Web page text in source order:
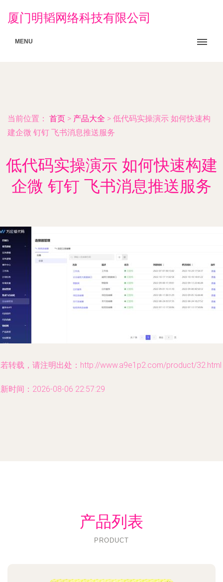
厦门明韬网络科技有限公司
MENU
当前位置： 首页 > 产品大全 > 低代码实操演示 如何快速构
建企微 钉钉 飞书消息推送服务
低代码实操演示 如何快速构建
企微 钉钉 飞书消息推送服务
转载，请注明出处：http://www.a9e1p2.com/product/32.html
时间：2026-08-06 22:57:29
产品列表
PRODUCT